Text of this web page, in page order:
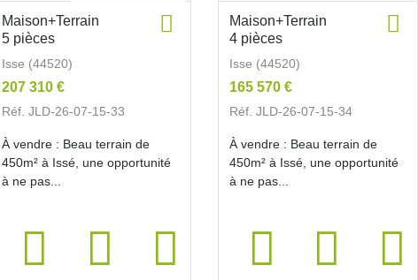
Maison+Terrain
5 pièces
Isse (44520)
207 310 €
Réf. JLD-26-07-15-33
À vendre : Beau terrain de
450m² à Issé, une opportunité
à ne pas...
Maison+Terrain
4 pièces
Isse (44520)
165 570 €
Réf. JLD-26-07-15-34
À vendre : Beau terrain de
450m² à Issé, une opportunité
à ne pas...